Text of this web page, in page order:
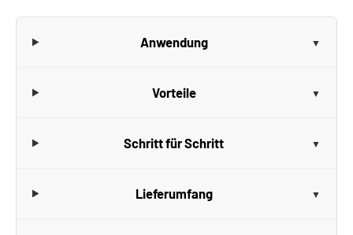
Anwendung
Vorteile
Schritt für Schritt
Lieferumfang